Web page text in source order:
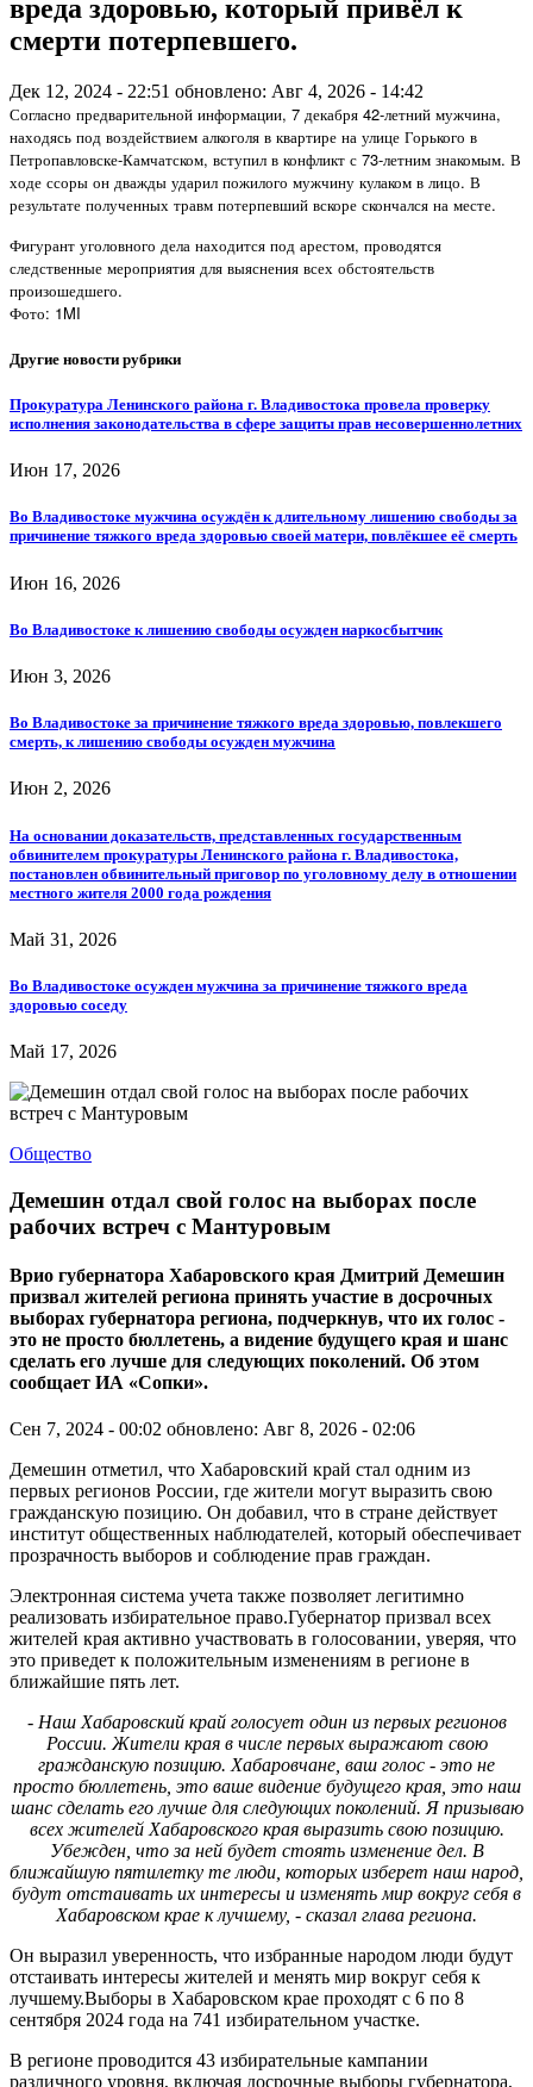
вреда здоровью, который привёл к
смерти потерпевшего.
Дек 12, 2024 - 22:51 обновлено: Авг 4, 2026 - 14:42
Согласно предварительной информации, 7 декабря 42-летний мужчина,
находясь под воздействием алкоголя в квартире на улице Горького в
Петропавловске-Камчатском, вступил в конфликт с 73-летним знакомым. В
ходе ссоры он дважды ударил пожилого мужчину кулаком в лицо. В
результате полученных травм потерпевший вскоре скончался на месте.
Фигурант уголовного дела находится под арестом, проводятся
следственные мероприятия для выяснения всех обстоятельств
произошедшего.
Фото: 1MI
Другие новости рубрики
Прокуратура Ленинского района г. Владивостока провела проверку
исполнения законодательства в сфере защиты прав несовершеннолетних
Июн 17, 2026
Во Владивостоке мужчина осуждён к длительному лишению свободы за
причинение тяжкого вреда здоровью своей матери, повлёкшее её смерть
Июн 16, 2026
Во Владивостоке к лишению свободы осужден наркосбытчик
Июн 3, 2026
Во Владивостоке за причинение тяжкого вреда здоровью, повлекшего
смерть, к лишению свободы осужден мужчина
Июн 2, 2026
На основании доказательств, представленных государственным
обвинителем прокуратуры Ленинского района г. Владивостока,
постановлен обвинительный приговор по уголовному делу в отношении
местного жителя 2000 года рождения
Май 31, 2026
Во Владивостоке осужден мужчина за причинение тяжкого вреда
здоровью соседу
Май 17, 2026
Общество
Демешин отдал свой голос на выборах после
рабочих встреч с Мантуровым
Врио губернатора Хабаровского края Дмитрий Демешин
призвал жителей региона принять участие в досрочных
выборах губернатора региона, подчеркнув, что их голос -
это не просто бюллетень, а видение будущего края и шанс
сделать его лучше для следующих поколений. Об этом
сообщает ИА «Сопки».
Сен 7, 2024 - 00:02 обновлено: Авг 8, 2026 - 02:06
Демешин отметил, что Хабаровский край стал одним из
первых регионов России, где жители могут выразить свою
гражданскую позицию. Он добавил, что в стране действует
институт общественных наблюдателей, который обеспечивает
прозрачность выборов и соблюдение прав граждан.
Электронная система учета также позволяет легитимно
реализовать избирательное право.Губернатор призвал всех
жителей края активно участвовать в голосовании, уверяя, что
это приведет к положительным изменениям в регионе в
ближайшие пять лет.
- Наш Хабаровский край голосует один из первых регионов
России. Жители края в числе первых выражают свою
гражданскую позицию. Хабаровчане, ваш голос - это не
просто бюллетень, это ваше видение будущего края, это наш
шанс сделать его лучше для следующих поколений. Я призываю
всех жителей Хабаровского края выразить свою позицию.
Убежден, что за ней будет стоять изменение дел. В
ближайшую пятилетку те люди, которых изберет наш народ,
будут отстаивать их интересы и изменять мир вокруг себя в
Хабаровском крае к лучшему, - сказал глава региона.
Он выразил уверенность, что избранные народом люди будут
отстаивать интересы жителей и менять мир вокруг себя к
лучшему.Выборы в Хабаровском крае проходят с 6 по 8
сентября 2024 года на 741 избирательном участке.
В регионе проводится 43 избирательные кампании
различного уровня, включая досрочные выборы губернатора,